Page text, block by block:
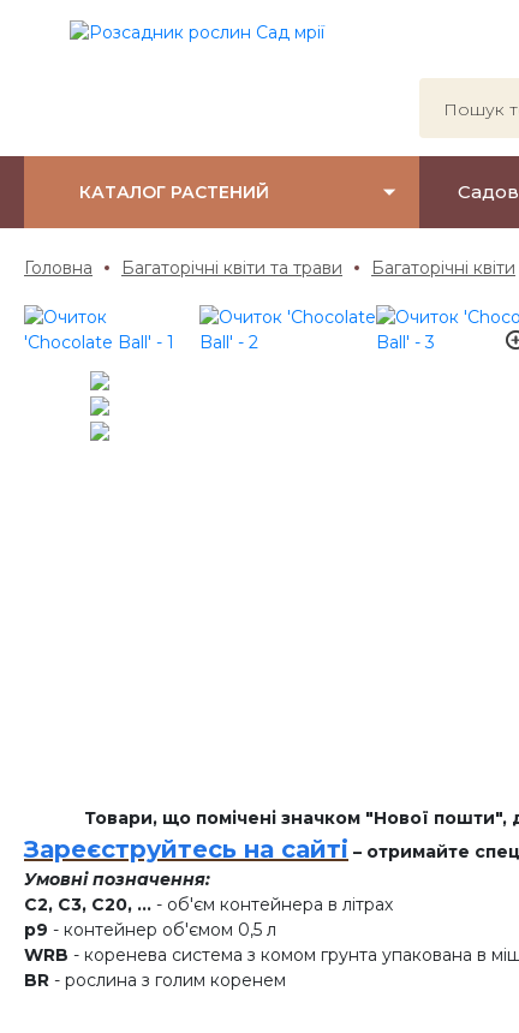
КАТАЛОГ РАСТЕНИЙ
Головна Багаторічні квіти та трави Багаторічні квіти
Товари, що помічені значком "Нової пошти",
Зареєструйтесь на сайті – отримайте
Умовні позначення:
C2, C3, C20, ... - об'єм контейнера в літрах
p9 - контейнер об'ємом 0,5 л
WRB - коренева система з комом грунта упакована в
BR - рослина з голим коренем